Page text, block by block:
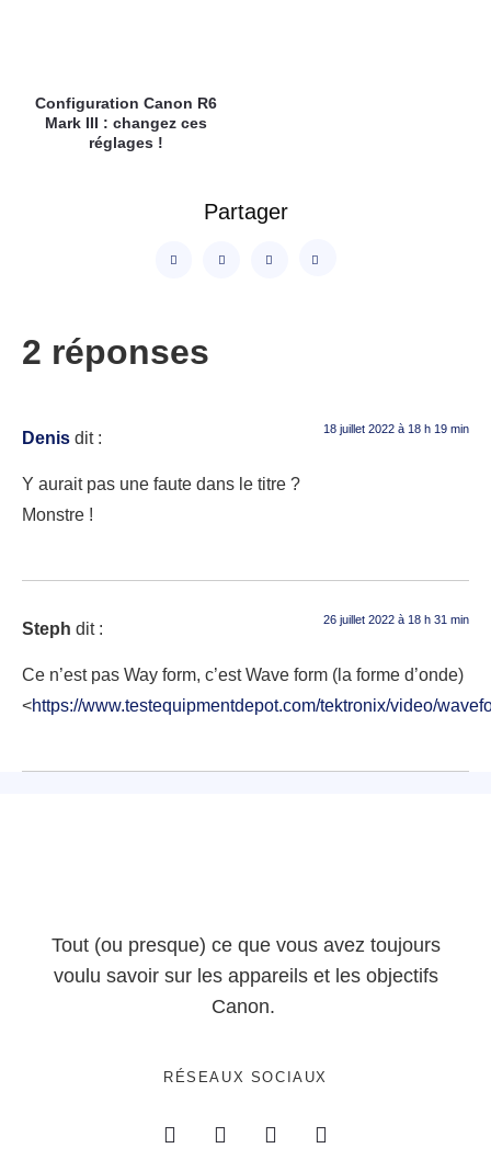
Configuration Canon R6
Mark III : changez ces
réglages !
Partager
2 réponses
Denis dit : 18 juillet 2022 à 18 h 19 min
Y aurait pas une faute dans le titre ?
Monstre !
Steph dit : 26 juillet 2022 à 18 h 31 min
Ce n’est pas Way form, c’est Wave form (la forme d’onde)
<https://www.testequipmentdepot.com/tektronix/video/
Tout (ou presque) ce que vous avez toujours
voulu savoir sur les appareils et les objectifs
Canon.
RÉSEAUX SOCIAUX